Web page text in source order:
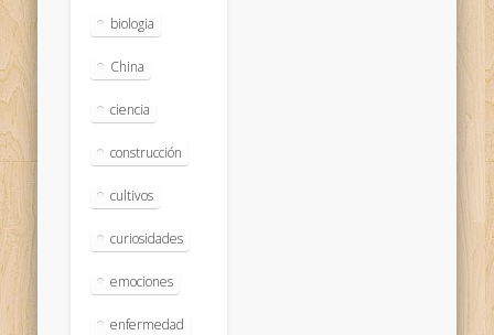
biologia
China
ciencia
construcción
cultivos
curiosidades
emociones
enfermedad